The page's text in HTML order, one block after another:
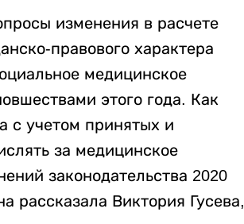
изменения в расчете
правового характера
медицинское
этого года. Как
с учетом принятых и
за медицинское
законодательства 2020
рассказала Виктория Гусева,